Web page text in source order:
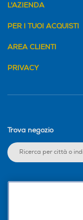
L'AZIENDA
PER I TUOI ACQUISTI
AREA CLIENTI
PRIVACY
Trova negozio